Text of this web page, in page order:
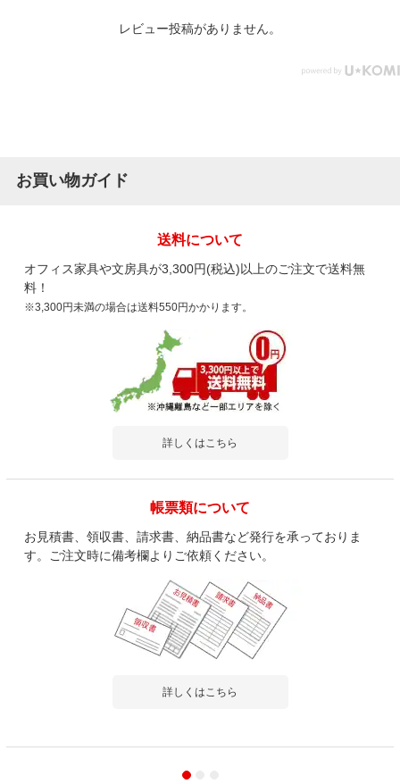
レビュー投稿がありません。
お買い物ガイド
送料について
オフィス家具や文房具が3,300円(税込)以上のご注文で送料無
料！
※3,300円未満の場合は送料550円かかります。
詳しくはこちら
帳票類について
お見積書、領収書、請求書、納品書など発行を承っておりま
す。ご注文時に備考欄よりご依頼ください。
詳しくはこちら